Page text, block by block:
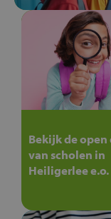
Bekijk de open
van scholen in
Heiligerlee e.o.